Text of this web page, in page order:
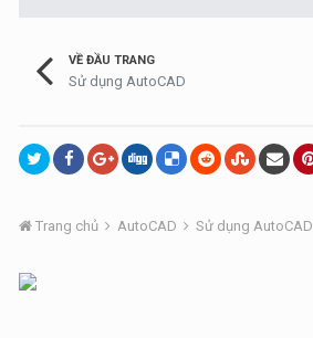
VỀ ĐẦU TRANG
Sử dụng AutoCAD
Trang chủ AutoCAD Sử dụng AutoCAD